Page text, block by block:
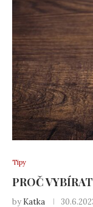
Tipy
PROČ
by Katka